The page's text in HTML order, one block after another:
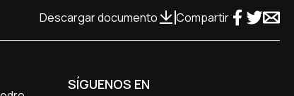
Descargar documento Compartir
SÍGUENOS EN